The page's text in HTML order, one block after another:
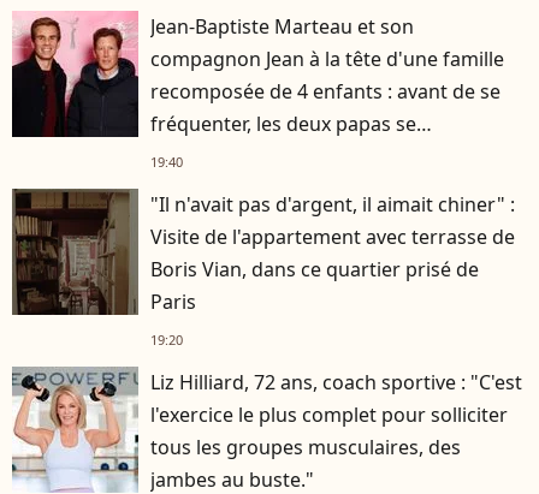
Jean-Baptiste Marteau et son
compagnon Jean à la tête d'une famille
recomposée de 4 enfants : avant de se
fréquenter, les deux papas se
connaissaient depuis des années
19:40
"Il n'avait pas d'argent, il aimait chiner" :
Visite de l'appartement avec terrasse de
Boris Vian, dans ce quartier prisé de
Paris
19:20
Liz Hilliard, 72 ans, coach sportive : "C'est
l'exercice le plus complet pour solliciter
tous les groupes musculaires, des
jambes au buste."